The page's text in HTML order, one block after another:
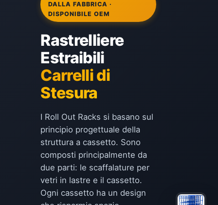
DALLA FABBRICA ·
DISPONIBILE OEM
Rastrelliere
Estraibili
Carrelli di
Stesura
I Roll Out Racks si basano sul
principio progettuale della
struttura a cassetto. Sono
composti principalmente da
due parti: le scaffalature per
vetri in lastre e il cassetto.
Ogni cassetto ha un design